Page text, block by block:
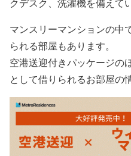
クデスク、洗濯機を備えて
マンスリーマンションの中
られる部屋もあります。
空港送迎付きパッケージの
として借りられるお部屋の